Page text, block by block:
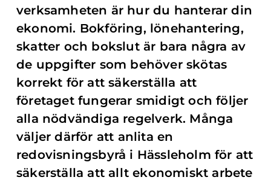
verksamheten är hur du hanterar din
ekonomi. Bokföring, lönehantering,
skatter och bokslut är bara några av
de uppgifter som behöver skötas
korrekt för att säkerställa att
företaget fungerar smidigt och följer
alla nödvändiga regelverk. Många
väljer därför att anlita en
redovisningsbyrå i Hässleholm för att
säkerställa att allt ekonomiskt arbete